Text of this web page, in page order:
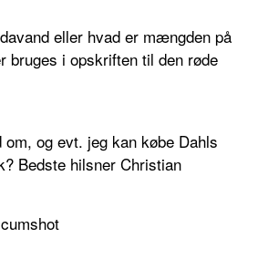
eller hvad er mængden på
bruges i opskriften til den røde
og evt. jeg kan købe Dahls
Bedste hilsner Christian